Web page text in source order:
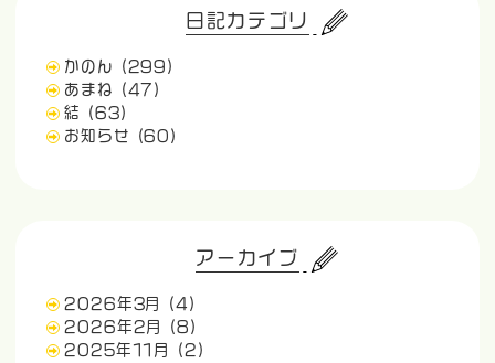
日記カテゴリ
かのん
(299)
あまね
(47)
結
(63)
お知らせ
(60)
アーカイブ
2026年3月
(4)
2026年2月
(8)
2025年11月
(2)